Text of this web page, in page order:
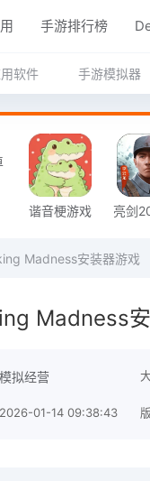
手游排行榜
软件 手游模拟器
谐音梗游戏
Madness安装器游戏
Madness
模拟经营
01-14 09:38:43